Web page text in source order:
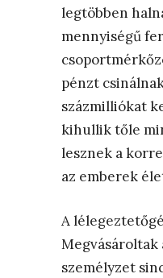
legtöbben
mennyiségű
pénzt
százmilliókat
kihullik tőle
lesznek a
az emberek
A
Megvásároltak
személyzet